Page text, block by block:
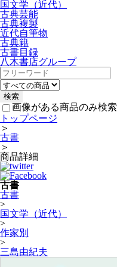
国文学（近代）
古典芸能
古典複製
近代自筆物
古典籍
古書目録
八木書店グループ
画像がある商品のみ検索
トップページ
＞
古書
＞
商品詳細
古書
古書
>
国文学（近代）
>
作家別
>
三島由紀夫